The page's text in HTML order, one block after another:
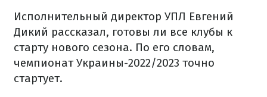
Исполнительный директор УПЛ Евгений
Дикий рассказал, готовы ли все клубы к
старту нового сезона. По его словам,
чемпионат Украины-2022/2023 точно
стартует.